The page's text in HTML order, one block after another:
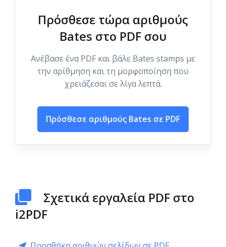
Πρόσθεσε τώρα αριθμούς
Bates στο PDF σου
Ανέβασε ένα PDF και βάλε Bates stamps με
την αρίθμηση και τη μορφοποίηση που
χρειάζεσαι σε λίγα λεπτά.
Πρόσθεσε αριθμούς Bates σε PDF
Σχετικά εργαλεία PDF στο
i2PDF